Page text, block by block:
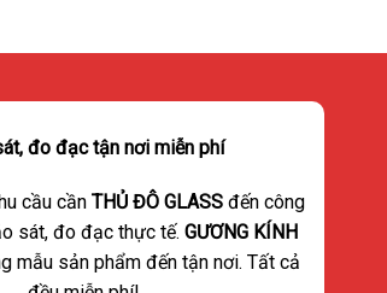
đo đạc tận nơi miễn phí
cầu cầnTHỦ ĐÔ GLASSđến công
sát, đo đạc thực tế.GƯƠNG KÍNH
mẫu sản phẩm đến tận nơi. Tất cả